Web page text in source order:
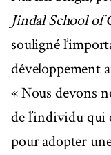
Jindal School of
souligné
développement
« Nous devons
de l’individu qui
pour adopter